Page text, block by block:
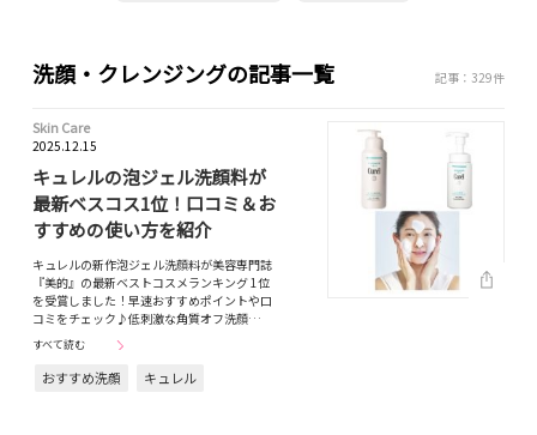
洗顔・クレンジングの記事一覧 記事：329件
Skin Care
2025.12.15
キュレルの泡ジェル洗顔料が
最新ベスコス1位！口コミ＆お
すすめの使い方を紹介
キュレルの新作泡ジェル洗顔料が美容専門誌
『美的』の最新ベストコスメランキング 1位
を受賞しました！早速おすすめポイントや口
コミをチェック♪低刺激な角質オフ洗顔…
すべて読む
おすすめ洗顔 キュレル